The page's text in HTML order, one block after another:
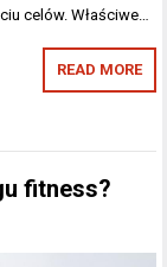
celów. Właściwe…
READ MORE
fitness?